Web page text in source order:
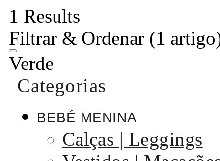
1 Results
Filtrar & Ordenar (1
Verde
Categorias
BEBÉ MENINA
Calças | Leggings